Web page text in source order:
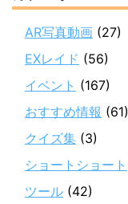
AR写真動画 (27)
EXレイド (56)
イベント (167)
おすすめ情報 (61)
クイズ集 (3)
ショートショート
ツール (42)